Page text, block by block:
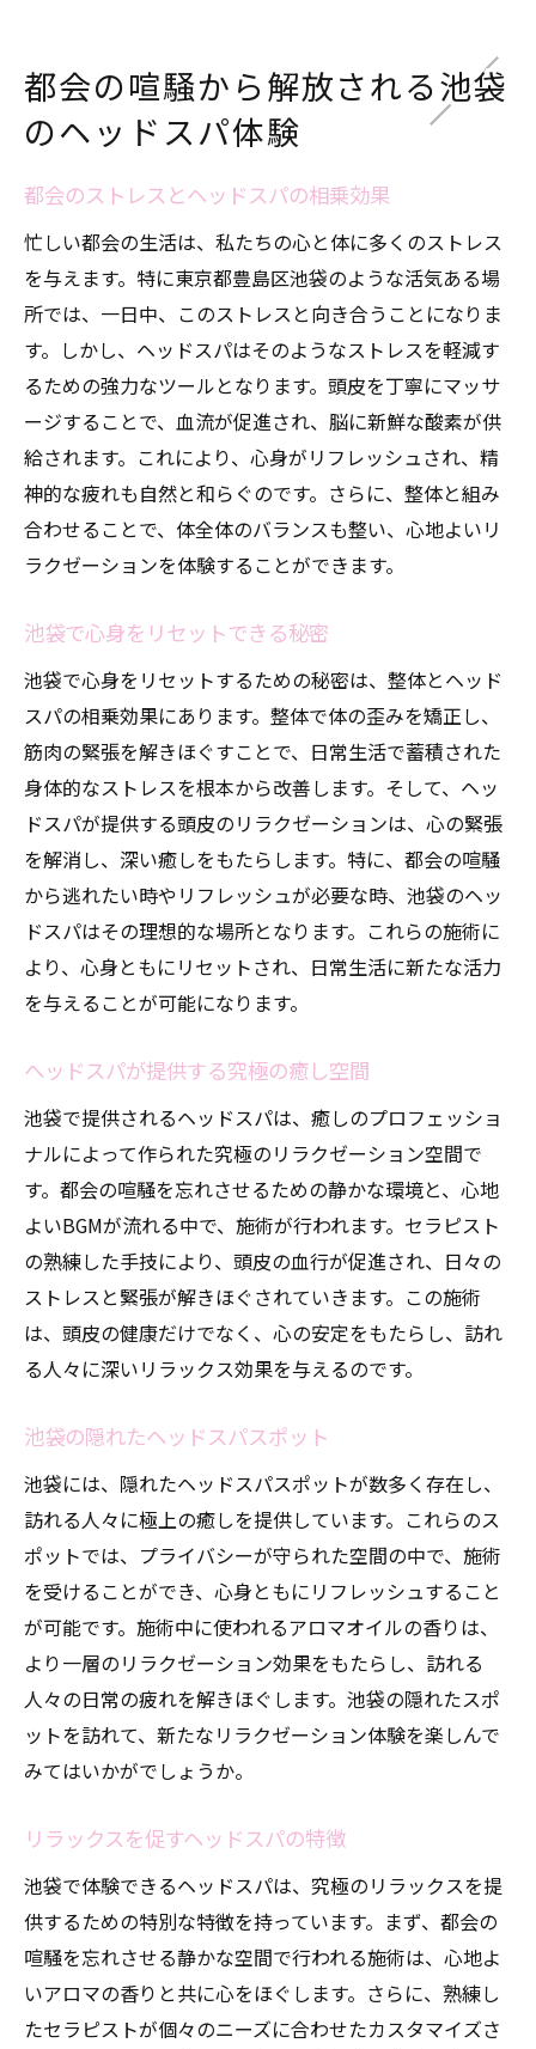
都会の喧騒から解放される池袋
のヘッドスパ体験
都会のストレスとヘッドスパの相乗効果
忙しい都会の生活は、私たちの心と体に多くのストレス
を与えます。特に東京都豊島区池袋のような活気ある場
所では、一日中、このストレスと向き合うことになりま
す。しかし、ヘッドスパはそのようなストレスを軽減す
るための強力なツールとなります。頭皮を丁寧にマッサ
ージすることで、血流が促進され、脳に新鮮な酸素が供
給されます。これにより、心身がリフレッシュされ、精
神的な疲れも自然と和らぐのです。さらに、整体と組み
合わせることで、体全体のバランスも整い、心地よいリ
ラクゼーションを体験することができます。
池袋で心身をリセットできる秘密
池袋で心身をリセットするための秘密は、整体とヘッド
スパの相乗効果にあります。整体で体の歪みを矯正し、
筋肉の緊張を解きほぐすことで、日常生活で蓄積された
身体的なストレスを根本から改善します。そして、ヘッ
ドスパが提供する頭皮のリラクゼーションは、心の緊張
を解消し、深い癒しをもたらします。特に、都会の喧騒
から逃れたい時やリフレッシュが必要な時、池袋のヘッ
ドスパはその理想的な場所となります。これらの施術に
より、心身ともにリセットされ、日常生活に新たな活力
を与えることが可能になります。
ヘッドスパが提供する究極の癒し空間
池袋で提供されるヘッドスパは、癒しのプロフェッショ
ナルによって作られた究極のリラクゼーション空間で
す。都会の喧騒を忘れさせるための静かな環境と、心地
よいBGMが流れる中で、施術が行われます。セラピスト
の熟練した手技により、頭皮の血行が促進され、日々の
ストレスと緊張が解きほぐされていきます。この施術
は、頭皮の健康だけでなく、心の安定をもたらし、訪れ
る人々に深いリラックス効果を与えるのです。
池袋の隠れたヘッドスパスポット
池袋には、隠れたヘッドスパスポットが数多く存在し、
訪れる人々に極上の癒しを提供しています。これらのス
ポットでは、プライバシーが守られた空間の中で、施術
を受けることができ、心身ともにリフレッシュすること
が可能です。施術中に使われるアロマオイルの香りは、
より一層のリラクゼーション効果をもたらし、訪れる
人々の日常の疲れを解きほぐします。池袋の隠れたスポ
ットを訪れて、新たなリラクゼーション体験を楽しんで
みてはいかがでしょうか。
リラックスを促すヘッドスパの特徴
池袋で体験できるヘッドスパは、究極のリラックスを提
供するための特別な特徴を持っています。まず、都会の
喧騒を忘れさせる静かな空間で行われる施術は、心地よ
いアロマの香りと共に心をほぐします。さらに、熟練し
たセラピストが個々のニーズに合わせたカスタマイズさ